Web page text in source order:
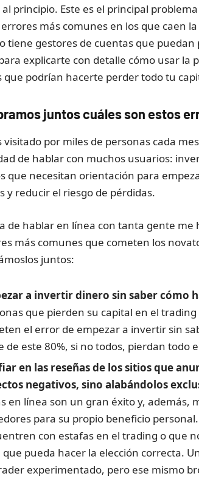
principio. Este es el principal
más comunes en los que caen
tiene gestores de cuentas que
explicarte con detalle cómo usar la
que podrían hacerte perder todo tu
juntos cuáles son estos
visitado por miles de personas cada
de hablar con muchos usuarios:
que necesitan orientación para
y reducir el riesgo de pérdidas.
de hablar en línea con tanta gente
más comunes que cometen los
juntos:
a invertir dinero sin saber cómo
que pierden su capital en el
el error de empezar a invertir sin
de este 80%, si no todos, pierdan todo
en las reseñas de los sitios que
negativos, sino alabándolos
en línea son un gran éxito y, además,
para su propio beneficio
con estafas en el trading o que
que pueda hacer la elección correcta.
experimentado, pero ese mismo